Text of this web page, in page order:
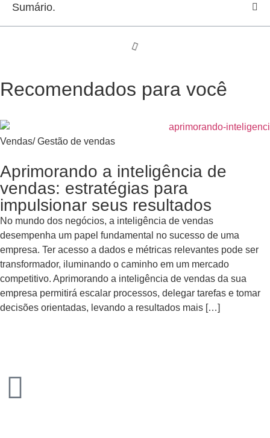
Sumário.
Recomendados para você
Vendas/Gestão de vendas
Aprimorando a inteligência de
vendas: estratégias para
impulsionar seus resultados
No mundo dos negócios, a inteligência de vendas
desempenha um papel fundamental no sucesso de uma
empresa. Ter acesso a dados e métricas relevantes pode ser
transformador, iluminando o caminho em um mercado
competitivo. Aprimorando a inteligência de vendas da sua
empresa permitirá escalar processos, delegar tarefas e tomar
decisões orientadas, levando a resultados mais […]